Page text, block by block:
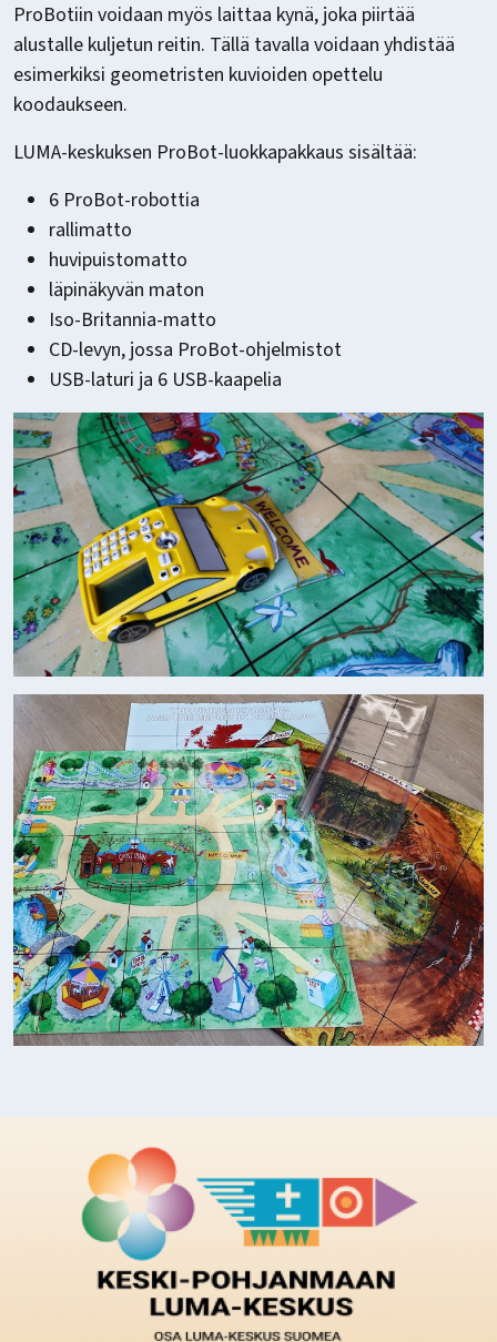
ProBotiin voidaan myös laittaa kynä, joka piirtää
alustalle kuljetun reitin. Tällä tavalla voidaan yhdistää
esimerkiksi geometristen kuvioiden opettelu
koodaukseen.
LUMA-keskuksen ProBot-luokkapakkaus sisältää:
6 ProBot-robottia
rallimatto
huvipuistomatto
läpinäkyvän maton
Iso-Britannia-matto
CD-levyn, jossa ProBot-ohjelmistot
USB-laturi ja 6 USB-kaapelia